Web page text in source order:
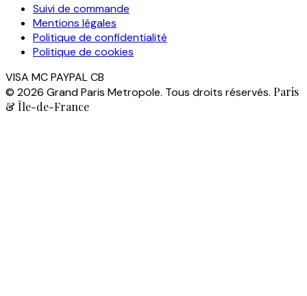
Suivi de commande
Mentions légales
Politique de confidentialité
Politique de cookies
VISA MCPAYPALCB
© 2026 Grand Paris Metropole. Tous droits réservés. Paris
& Île-de-France